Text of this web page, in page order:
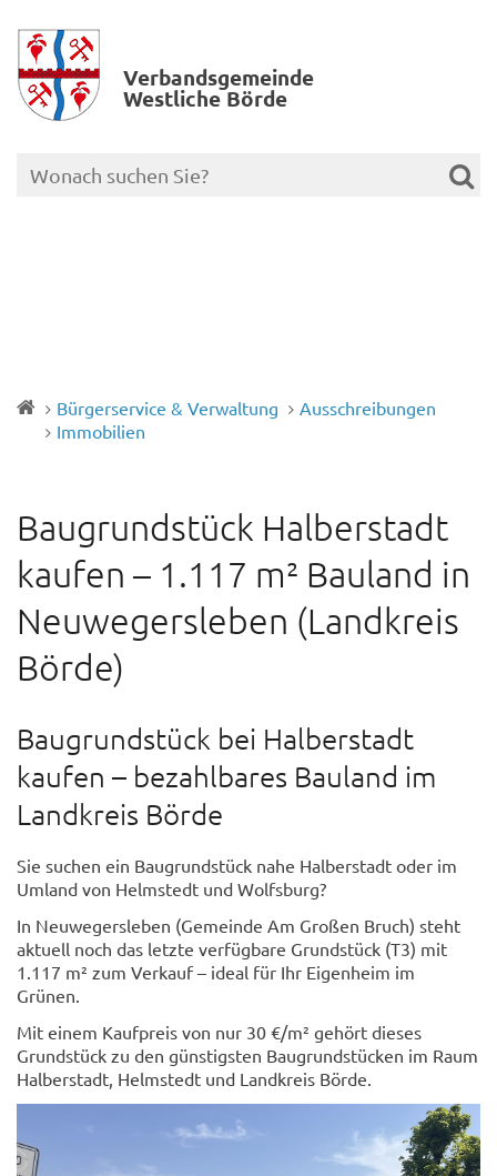
Verbands­gemeinde
Westliche Börde
Bürgerservice & Verwaltung
Ausschreibungen
Immobilien
Baugrundstück Halberstadt
kaufen – 1.117 m² Bauland in
Neuwegersleben (Landkreis
Börde)
Baugrundstück bei Halberstadt
kaufen – bezahlbares Bauland im
Landkreis Börde
Sie suchen ein Baugrundstück nahe Halberstadt oder im
Umland von Helmstedt und Wolfsburg?
In Neuwegersleben (Gemeinde Am Großen Bruch) steht
aktuell noch das letzte verfügbare Grundstück (T3) mit
1.117 m² zum Verkauf – ideal für Ihr Eigenheim im
Grünen.
Mit einem Kaufpreis von nur 30 €/m² gehört dieses
Grundstück zu den günstigsten Baugrundstücken im Raum
Halberstadt, Helmstedt und Landkreis Börde.